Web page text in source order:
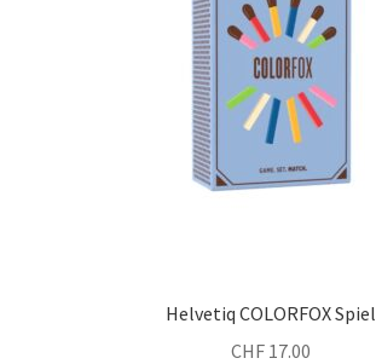
Helvetiq COLORFOX Spiel
CHF 17.00